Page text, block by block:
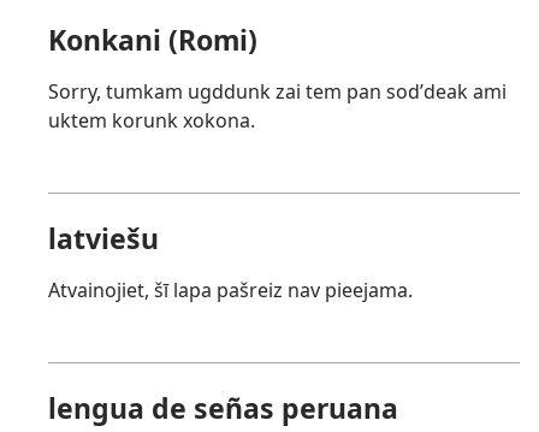
Konkani (Romi)
Sorry, tumkam ugddunk zai tem pan sodʼdeak ami
uktem korunk xokona.
latviešu
Atvainojiet, šī lapa pašreiz nav pieejama.
lengua de señas peruana